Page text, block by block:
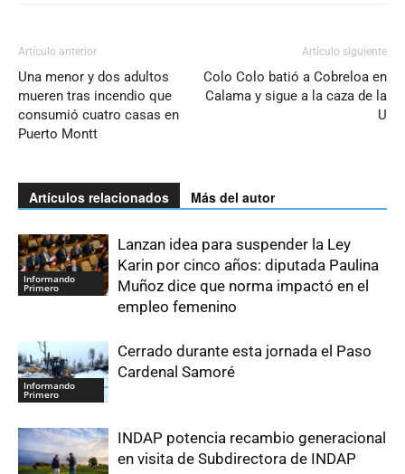
Artículo anterior
Una menor y dos adultos
mueren tras incendio que
consumió cuatro casas en
Puerto Montt
Artículo siguiente
Colo Colo batió a Cobreloa en
Calama y sigue a la caza de la
U
Artículos relacionados Más del autor
Informando
Primero
Lanzan idea para suspender la Ley
Karin por cinco años: diputada Paulina
Muñoz dice que norma impactó en el
empleo femenino
Informando
Primero
Cerrado durante esta jornada el Paso
Cardenal Samoré
INDAP potencia recambio generacional
en visita de Subdirectora de INDAP